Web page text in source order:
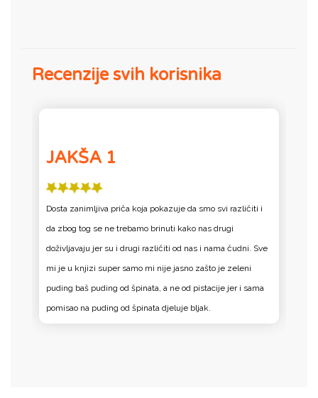
Recenzije svih korisnika
JAKŠA 1
Dosta zanimljiva priča koja pokazuje da smo svi različiti i
da zbog tog se ne trebamo brinuti kako nas drugi
doživljavaju jer su i drugi različiti od nas i nama čudni. Sve
mi je u knjizi super samo mi nije jasno zašto je zeleni
puding baš puding od špinata, a ne od pistacije jer i sama
pomisao na puding od špinata djeluje bljak.